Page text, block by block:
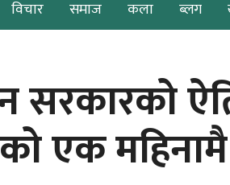
विचार समाज कला ब्लग
सरकारको
एक